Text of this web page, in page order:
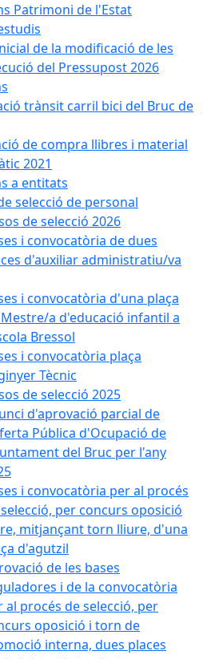
Patrimoni de l'Estat
de la modificació de les
del Pressupost 2026
trànsit carril bici del Bruc de
de compra llibres i material
2021
a entitats
selecció de personal
de selecció 2026
i convocatòria de dues
d'auxiliar administratiu/va
i convocatòria d'una plaça
a d'educació infantil a
Bressol
i convocatòria plaça
Tècnic
de selecció 2025
d'aprovació parcial de
Pública d'Ocupació de
del Bruc per l'any
i convocatòria per al procés
per concurs oposició
mitjançant torn lliure, d'una
d'agutzil
de les bases
i de la convocatòria
al procés de selecció, per
oposició i torn de
interna, dues places